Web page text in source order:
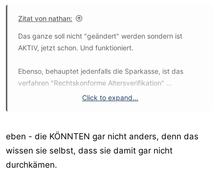
Zitat von nathan:
Das ganze soll nicht "geändert" werden sondern ist
AKTIV, jetzt schon. Und funktioniert.
Ebenso, behauptet jedenfalls die Sparkasse, ist das
verfahren "Rechtskonforme Altersverifikation" ...
mit eingebaut sein sofort, weil immer mehr es einfach
nutzen wollen...
SIZCHIP: Produkt, Anwendungsbereiche
Click to expand...
eben - die KÖNNTEN gar nicht anders, denn das
wissen sie selbst, dass sie damit gar nicht
durchkämen.